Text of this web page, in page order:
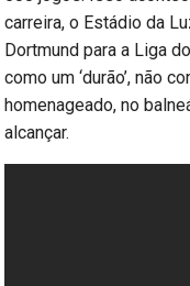
carreira, o Estádio da
Dortmund para a Liga
como um ‘durão’, não
homenageado, no
alcançar.